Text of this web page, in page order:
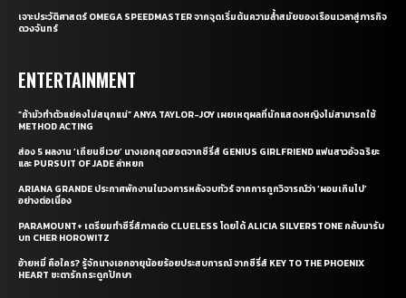
เจาะประวัติศาสตร์ OMEGA SPEEDMASTER จากจุดเริ่มต้นความล้ำสมัยของเรือนเวลาสู่ภารกิจ
ดวงจันทร์
ENTERTAINMENT
“ถ้ามัวทำตัวแย่คงไม่สนุกแน่” ANYA TAYLOR-JOY เผยเหตุผลที่นักแสดงหญิงไม่สามารถใช้
METHOD ACTING
ส่อง 5 ผลงาน ‘เถียนซีเวย’ นางเอกสุดฮอตจากซีรี่ส์ GENIUS GIRLFRIEND แฟนสาวอัจฉริยะ
และ PURSUIT OF JADE ล่าหยก
ARIANA GRANDE ประกาศพักงานในวงการหลังจบทัวร์ จากการถูกวิจารณ์ว่า ‘ผอมเกินไป’
อย่างต่อเนื่อง
PARAMOUNT+ เตรียมทำซีรี่ส์ภาคต่อ CLUELESS โดยได้ ALICIA SILVERSTONE กลับมารับ
บท CHER HOROWITZ
อ้ายหมี่ คือใคร? รู้จักนางเอกอายุน้อยร้อยประสบการณ์ จากซีรี่ส์ KEY TO THE PHOENIX
HEART ชะตารักกระดูกปักษา